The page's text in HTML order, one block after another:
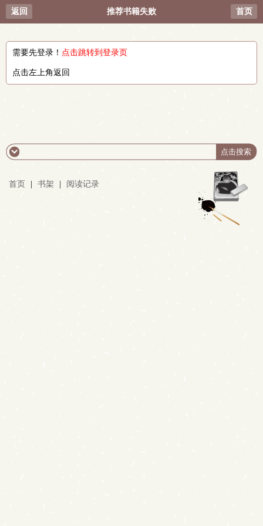
返回 推荐书籍失败 首页
需要先登录！ 点击跳转到登录页
点击左上角返回
首页 书架 阅读记录